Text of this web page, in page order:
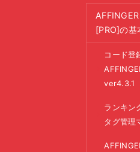
[PRO]の基
コード登
ver4.3.1
ランキン
タグ管理